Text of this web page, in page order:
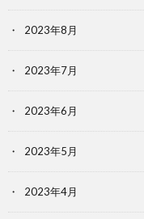
2023年8月
2023年7月
2023年6月
2023年5月
2023年4月